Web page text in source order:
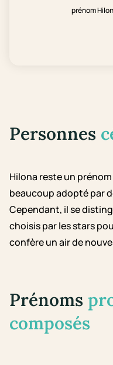
prénom
Personnes
Hilona reste un
beaucoup adopté par
Cependant, il se
choisis par les stars
confère un air de
Prénoms
composés